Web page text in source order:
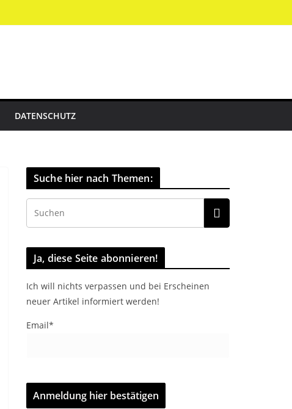
DATENSCHUTZ
Suche hier nach Themen:
Ja, diese Seite abonnieren!
Ich will nichts verpassen und bei Erscheinen
neuer Artikel informiert werden!
Email*